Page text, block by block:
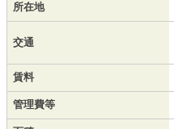
所在地
交通
賃料
管理費等